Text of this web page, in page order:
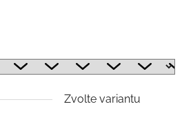
Zvolte variantu